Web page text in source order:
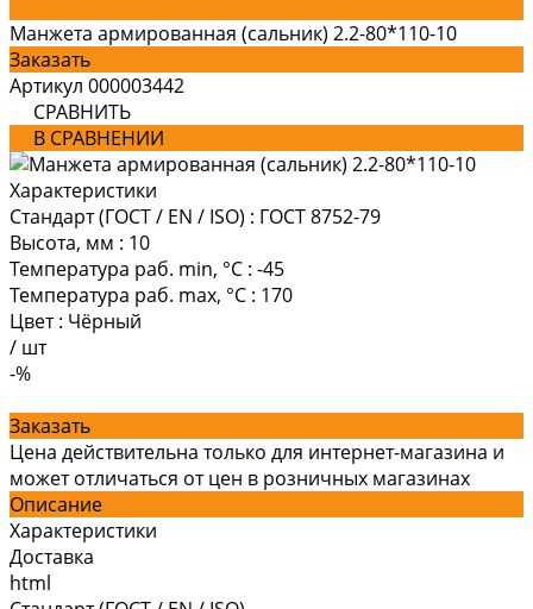
Манжета армированная (сальник) 2.2-80*110-10
Заказать
Артикул 000003442
СРАВНИТЬ
В СРАВНЕНИИ
Характеристики
Стандарт (ГОСТ / EN / ISO) : ГОСТ 8752-79
Высота, мм : 10
Температура раб. min, °C : -45
Температура раб. max, °C : 170
Цвет : Чёрный
/ шт
-%
Заказать
Цена действительна только для интернет-магазина и
может отличаться от цен в розничных магазинах
Описание
Характеристики
Доставка
html